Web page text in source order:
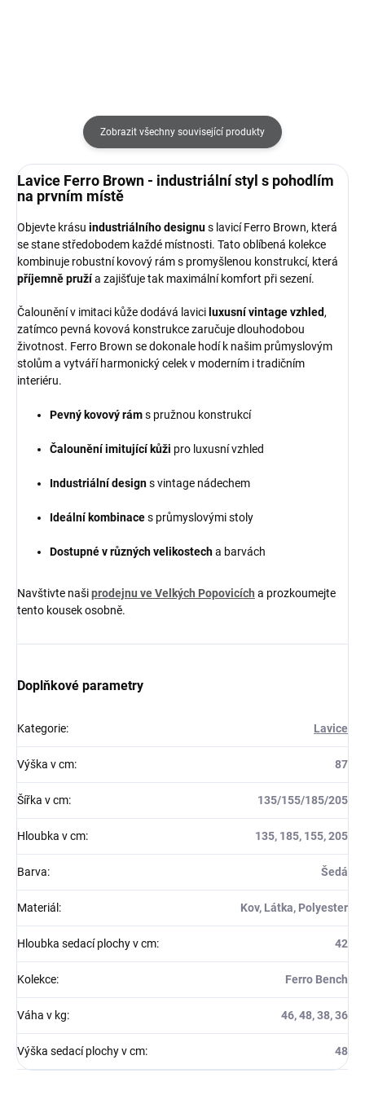
Zobrazit všechny související produkty
Lavice Ferro Brown - industriální styl s pohodlím
na prvním místě
Objevte krásu industriálního designus lavicí Ferro Brown, která
se stane středobodem každé místnosti. Tato oblíbená kolekce
kombinuje robustní kovový rám s promyšlenou konstrukcí, která
příjemně pružía zajišťuje tak maximální komfort při sezení.
Čalounění v imitaci kůže dodává lavici luxusní vintage vzhled,
zatímco pevná kovová konstrukce zaručuje dlouhodobou
životnost. Ferro Brown se dokonale hodí k našim průmyslovým
stolům a vytváří harmonický celek v moderním i tradičním
interiéru.
Pevný kovový ráms pružnou konstrukcí
Čalounění imitující kůži pro luxusní vzhled
Industriální designs vintage nádechem
Ideální kombinaces průmyslovými stoly
Dostupné v různých velikostecha barvách
Navštivte našiprodejnu ve Velkých Popovicích a prozkoumejte
tento kousek osobně.
Doplňkové parametry
Kategorie: Lavice
Výška v cm: 87
Šířka v cm: 135/155/185/205
Hloubka v cm: 135, 185, 155, 205
Barva: Šedá
Materiál : Kov, Látka, Polyester
Hloubka sedací plochy v cm: 42
Kolekce: Ferro Bench
Váha v kg: 46, 48, 38, 36
Výška sedací plochy v cm: 48